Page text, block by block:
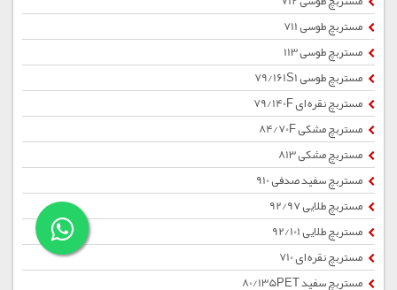
مستربچ طوسی 711
مستربچ طوسی 113
مستربچ طوسی 79/161S1
مستربچ نقره ای 79/140F
مستربچ مشکی 84/70F
مستربچ مشکی 813
مستربچ سفید صدفی 910
مستربچ طلایی 92/97
مستربچ طلایی 92/101
مستربچ نقره ای 710
مستربچ سفید 80/135PET